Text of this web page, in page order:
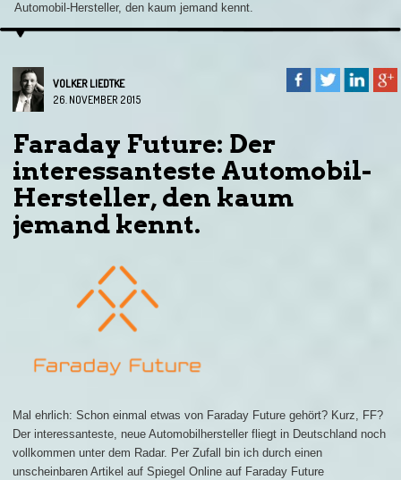
Automobil-Hersteller, den kaum jemand kennt.
VOLKER LIEDTKE
26. NOVEMBER 2015
Faraday Future: Der
interessanteste Automobil-
Hersteller, den kaum
jemand kennt.
Mal ehrlich: Schon einmal etwas von Faraday Future gehört? Kurz, FF?
Der interessanteste, neue Automobilhersteller fliegt in Deutschland noch
vollkommen unter dem Radar. Per Zufall bin ich durch einen
unscheinbaren Artikel auf Spiegel Online auf Faraday Future